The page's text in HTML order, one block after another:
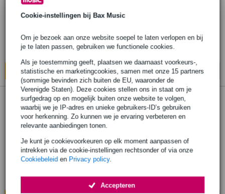
Cookie-instellingen bij Bax Music
Om je bezoek aan onze website soepel te laten verlopen en bij
je te laten passen, gebruiken we functionele cookies.
Als je toestemming geeft, plaatsen we daarnaast voorkeurs-,
statistische en marketingcookies, samen met onze 15 partners
(sommige bevinden zich buiten de EU, waaronder de
Verenigde Staten). Deze cookies stellen ons in staat om je
surfgedrag op en mogelijk buiten onze website te volgen,
waarbij we je IP-adres en unieke gebruikers-ID’s gebruiken
voor herkenning. Zo kunnen we je ervaring verbeteren en
relevante aanbiedingen tonen.
Je kunt je cookievoorkeuren op elk moment aanpassen of
intrekken via de cookie-instellingen rechtsonder of via onze
Cookiebeleid en Privacy policy.
Accepteren
Adviesprijs € 680,- € 567,-
Op voorraad
Ook in1 winkelop voorraad
In mijn winkelwagen
Boss Gigcaster 5 compacte 5-kanaals
livestreaming mixer
Adviesprijs € 549,- € 426,-
Op voorraad
Ook in1 winkelop voorraad